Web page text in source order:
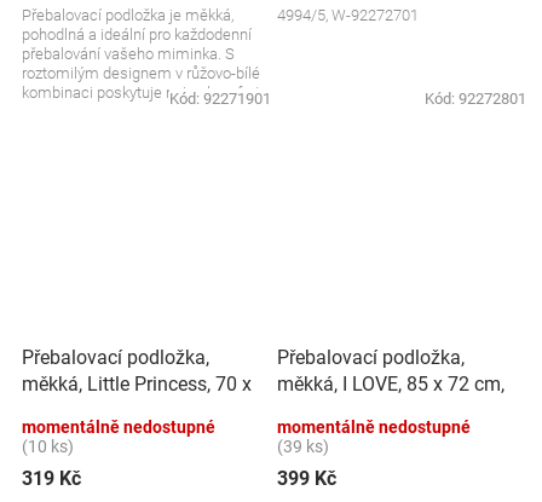
Přebalovací podložka je měkká,
pohodlná a ideální pro každodenní
přebalování vašeho miminka. S
roztomilým designem v růžovo-bílé
kombinaci poskytuje nejen komfort,
Kód: 92271901
4994/5, W-92272701
Kód: 92272801
Přebalovací podložka,
měkká, Little Princess, 70 x
momentálně nedostupné
(10 ks)
319 Kč
Přebalovací podložka,
měkká, I LOVE, 85 x 72 cm,
momentálně nedostupné
(39 ks)
399 Kč